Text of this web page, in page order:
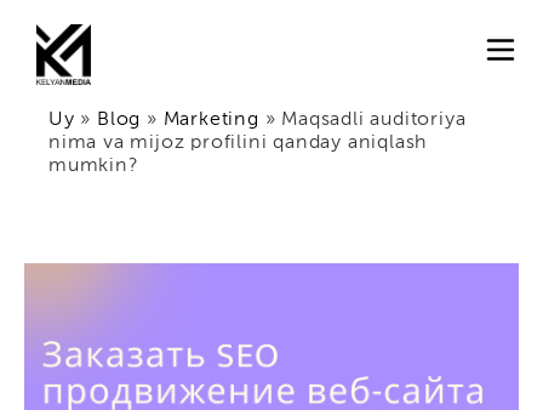
Uy » Blog » Marketing » Maqsadli auditoriya
nima va mijoz profilini qanday aniqlash
mumkin?